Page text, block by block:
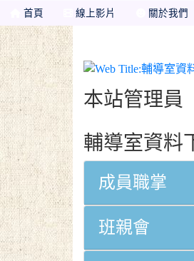
首頁 線上影片 關於我們
本站管理員
輔導室資料
成員職掌
班親會